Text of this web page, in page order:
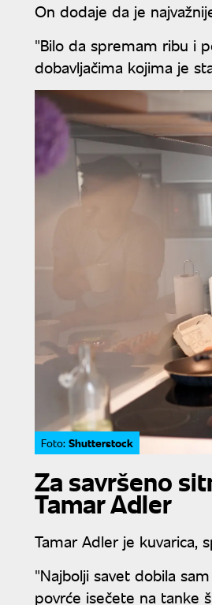
On dodaje da je
"Bilo da spremam ribu i
dobavljačima kojima je
Foto: Shutterstock
Za savršeno
Tamar Adler
Tamar Adler je kuvarica,
"Najbolji savet dobila
povrće isečete na tanke